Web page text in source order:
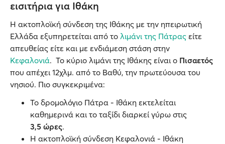
εισιτήρια για Ιθάκη
Η ακτοπλοϊκή σύνδεση της Ιθάκης με την ηπειρωτική
Ελλάδα εξυπηρετείται από το λιμάνι της Πάτρας είτε
απευθείας είτε και με ενδιάμεση στάση στην
Κεφαλονιά. Το κύριο λιμάνι της Ιθάκης είναι ο Πισαετός
που απέχει 12χλμ. από το Βαθύ, την πρωτεύουσα του
νησιού. Πιο συγκεκριμένα:
Το δρομολόγιο Πάτρα - Ιθάκη εκτελείται
καθημερινά και το ταξίδι διαρκεί γύρω στις
3,5 ώρες.
Η ακτοπλοϊκή σύνδεση Κεφαλονιά - Ιθάκη